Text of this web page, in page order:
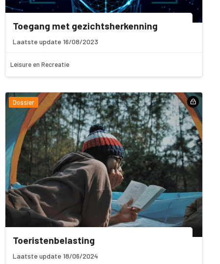
Toegang met gezichtsherkenning
Laatste update 16/08/2023
Leisure en Recreatie
Dossier
Toeristenbelasting
Laatste update 18/06/2024